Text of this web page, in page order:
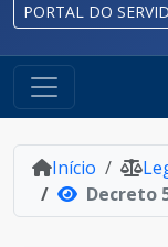
PORTAL DO
Início
Decreto